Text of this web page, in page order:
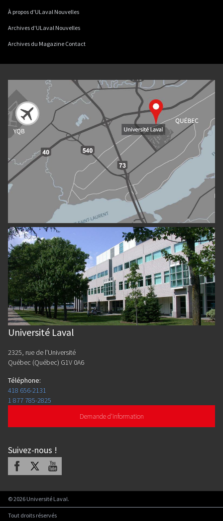
À propos d'ULaval Nouvelles
Archives d'ULaval Nouvelles
Archives du Magazine Contact
Université Laval
2325, rue de l'Université
Québec (Québec) G1V 0A6
Téléphone:
418 656-2131
1 877 785-2825
Demande d'information
Suivez-nous !
Facebook Youtube
©2026 Université Laval.
Tout droits réservés